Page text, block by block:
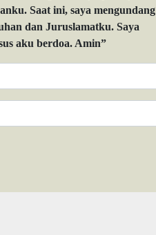
Saat ini, saya mengundang
dan Juruslamatku. Saya
aku berdoa. Amin”